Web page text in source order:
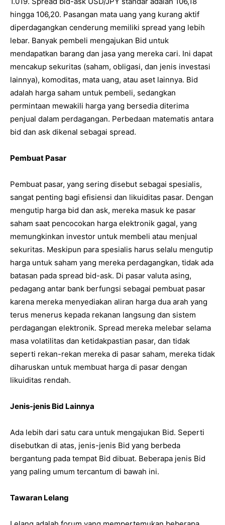
hingga 106,20. Pasangan mata uang yang kurang aktif
diperdagangkan cenderung memiliki spread yang lebih
lebar. Banyak pembeli mengajukan Bid untuk
mendapatkan barang dan jasa yang mereka cari. Ini dapat
mencakup sekuritas (saham, obligasi, dan jenis investasi
lainnya), komoditas, mata uang, atau aset lainnya. Bid
adalah harga saham untuk pembeli, sedangkan
permintaan mewakili harga yang bersedia diterima
penjual dalam perdagangan. Perbedaan matematis antara
bid dan ask dikenal sebagai spread.
Pembuat Pasar
Pembuat pasar, yang sering disebut sebagai spesialis,
sangat penting bagi efisiensi dan likuiditas pasar. Dengan
mengutip harga bid dan ask, mereka masuk ke pasar
saham saat pencocokan harga elektronik gagal, yang
memungkinkan investor untuk membeli atau menjual
sekuritas. Meskipun para spesialis harus selalu mengutip
harga untuk saham yang mereka perdagangkan, tidak ada
batasan pada spread bid-ask. Di pasar valuta asing,
pedagang antar bank berfungsi sebagai pembuat pasar
karena mereka menyediakan aliran harga dua arah yang
terus menerus kepada rekanan langsung dan sistem
perdagangan elektronik. Spread mereka melebar selama
masa volatilitas dan ketidakpastian pasar, dan tidak
seperti rekan-rekan mereka di pasar saham, mereka tidak
diharuskan untuk membuat harga di pasar dengan
likuiditas rendah.
Jenis-jenis Bid Lainnya
Ada lebih dari satu cara untuk mengajukan Bid. Seperti
disebutkan di atas, jenis-jenis Bid yang berbeda
bergantung pada tempat Bid dibuat. Beberapa jenis Bid
yang paling umum tercantum di bawah ini.
Tawaran Lelang